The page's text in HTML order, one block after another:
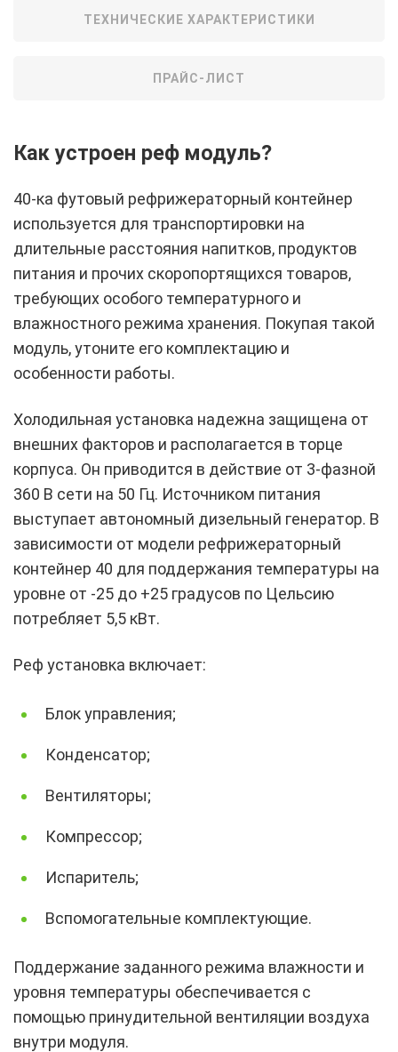
ТЕХНИЧЕСКИЕ ХАРАКТЕРИСТИКИ
ПРАЙС-ЛИСТ
Как устроен реф модуль?
40-ка футовый рефрижераторный контейнер
используется для транспортировки на
длительные расстояния напитков, продуктов
питания и прочих скоропортящихся товаров,
требующих особого температурного и
влажностного режима хранения. Покупая такой
модуль, утоните его комплектацию и
особенности работы.
Холодильная установка надежна защищена от
внешних факторов и располагается в торце
корпуса. Он приводится в действие от 3-фазной
360 В сети на 50 Гц. Источником питания
выступает автономный дизельный генератор. В
зависимости от модели рефрижераторный
контейнер 40 для поддержания температуры на
уровне от -25 до +25 градусов по Цельсию
потребляет 5,5 кВт.
Реф установка включает:
Блок управления;
Конденсатор;
Вентиляторы;
Компрессор;
Испаритель;
Вспомогательные комплектующие.
Поддержание заданного режима влажности и
уровня температуры обеспечивается с
помощью принудительной вентиляции воздуха
внутри модуля.